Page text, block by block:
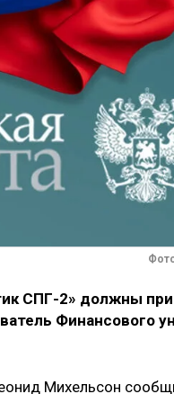
СПГ-2» должны
Финансового
Михельсон